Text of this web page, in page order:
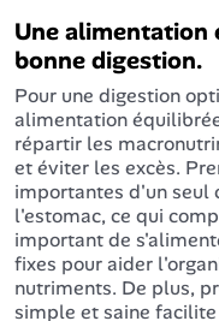
Une alimentation
bonne digestion.
Pour une digestion
alimentation
répartir les
et éviter les excès.
importantes d'un seul
l'estomac, ce qui
important de
fixes pour aider
nutriments. De plus,
simple et saine